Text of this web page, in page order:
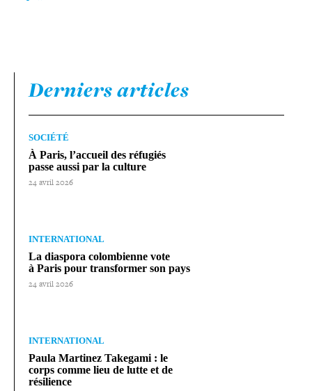
Derniers articles
SOCIÉTÉ
À Paris, l’accueil des réfugiés
passe aussi par la culture
24 avril 2026
INTERNATIONAL
La diaspora colom­bienne vote
à Paris pour trans­for­mer son pays
24 avril 2026
INTERNATIONAL
Paula Martinez Takegami : le
corps comme lieu de lutte et de
résilience